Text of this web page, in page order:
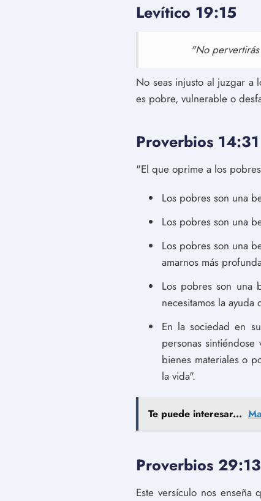
Levítico 19:15
"No
No seas injusto al juzgar a
es pobre, vulnerable o
Proverbios 14:31
"El que oprime a los
Los pobres son una
Los pobres son una
Los pobres son una
amarnos más
Los pobres son una
necesitamos la
En la sociedad en
personas
bienes materiales o
la vida".
Te puede interesar...
Proverbios 29:13
Este versículo nos